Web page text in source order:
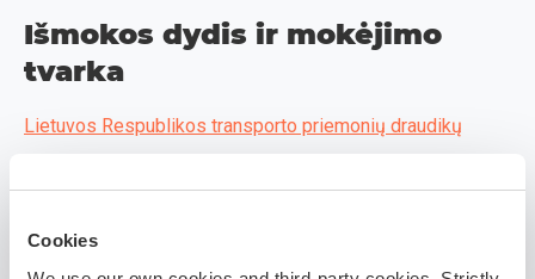
Cookies
Išmokos dydis ir mokėjimo
tvarka
Lietuvos Respublikos transporto priemonių draudikų
ir dydžiui.
Išmokos dydis